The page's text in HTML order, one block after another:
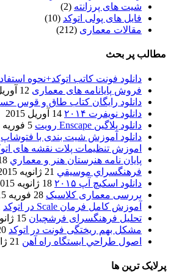
شیت های پرزانته (2)
فایل های پولی اتوکد (10)
مقالات معماری (212)
مطالب پر بحث
دانلود فونت کاتب اتوکد+نحوه
فروش پایانامه های معماری 12 آوریل 2015
دانلود رایگان کتاب طاق و قوس
دانلود نویفرت ۲۰۱۴
14 آوریل 2015
دانلود پلاگین Enscape رویت
5 فوریه 2016
دانلود آموزش شیت بندی با فتوشاپ
اموزش تنظیمات پلات نقشه های
پایان نامه هنرستان هنر و معماري 18
فرهنگسراي موسيقي 21 ژانویه 2015
دانلود اسکیچ آپ ۲۰۱۵
18 ژانویه 2015
بررسی معماری کلاسیک 28 فوریه 2015
آموزش کامل فرمان Scale در اتوکد
تحلیل فرهنگسرای فرشچیان 15 ژانویه 2015
مشکل بهم ریختگی فونت در اتوکد 20
اصول طراحي ایستگاه راه آهن 21 ژانویه 2015
پرلایک ترین ها